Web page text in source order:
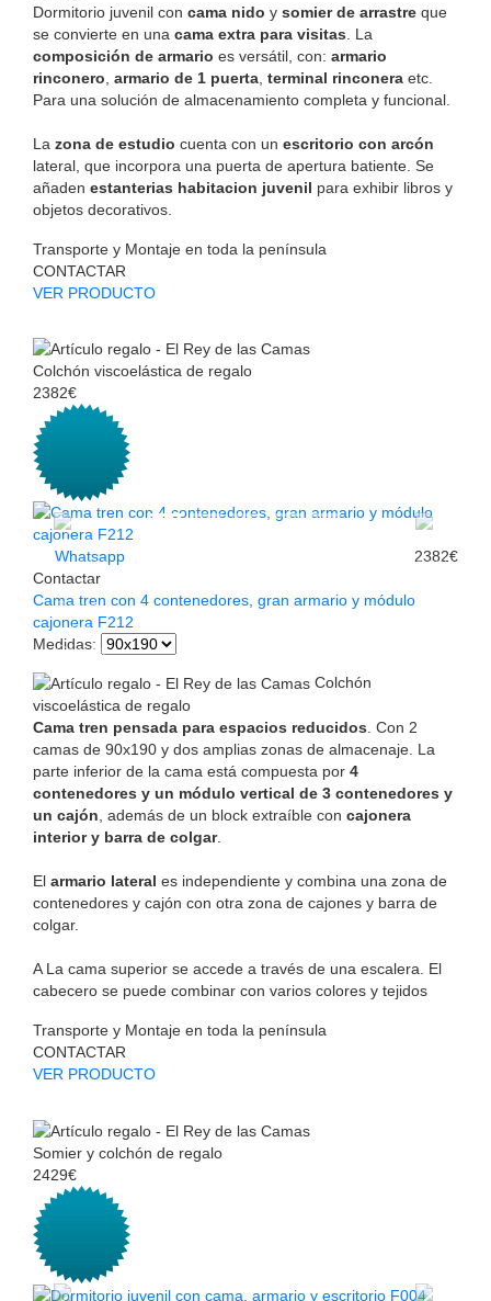
Dormitorio juvenil con cama nido y somier de arrastre que
se convierte en una cama extra para visitas . La
composición de armario es versátil, con: armario
rinconero armario de 1 puerta terminal rinconera etc.
Para una solución de almacenamiento completa y funcional.
La zona de estudio cuenta con un escritorio con arcón
lateral, que incorpora una puerta de apertura batiente. Se
añaden estanterias habitacion juvenil para exhibir libros y
objetos decorativos.
Transporte y Montaje en toda la península
CONTACTAR
VER PRODUCTO
Colchón viscoelástica de regalo
2382€
Whatsapp
Contactar
2382€
Cama tren con 4 contenedores, gran armario y módulo
cajonera F212
Medidas:
Colchón
viscoelástica de regalo
Cama tren pensada para espacios reducidos. Con 2
camas de 90x190 y dos amplias zonas de almacenaje. La
parte inferior de la cama está compuesta por 4
contenedores y un módulo vertical de 3 contenedores y
un cajón, además de un block extraíble con cajonera
interior y barra de colgar.
El armario lateral es independiente y combina una zona de
contenedores y cajón con otra zona de cajones y barra de
colgar.
A La cama superior se accede a través de una escalera. El
cabecero se puede combinar con varios colores y tejidos
Transporte y Montaje en toda la península
CONTACTAR
VER PRODUCTO
Somier y colchón de regalo
2429€